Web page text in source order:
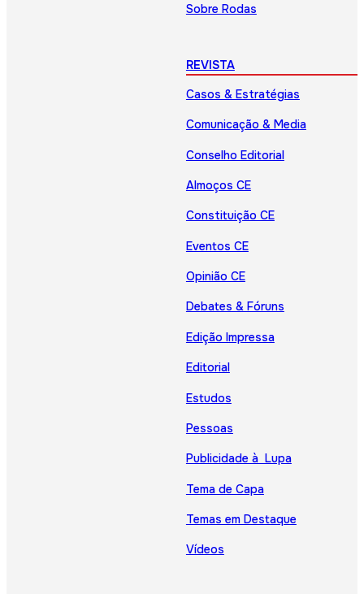
Sobre Rodas
REVISTA
Casos & Estratégias
Comunicação & Media
Conselho Editorial
Almoços CE
Constituição CE
Eventos CE
Opinião CE
Debates & Fóruns
Edição Impressa
Editorial
Estudos
Pessoas
Publicidade à Lupa
Tema de Capa
Temas em Destaque
Vídeos